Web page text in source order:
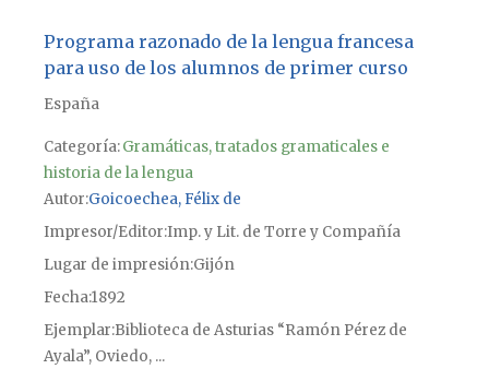
Programa razonado de la lengua francesa
para uso de los alumnos de primer curso
España
Categoría:Gramáticas, tratados gramaticales e
historia de la lengua
Autor Goicoechea, Félix de
Impresor/Editor Imp. y Lit. de Torre y Compañía
Lugar de impresiónGijón
Fecha1892
Ejemplar Biblioteca de Asturias “Ramón Pérez de
Ayala”, Oviedo, ...